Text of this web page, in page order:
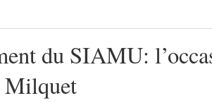
du SIAMU:
Milquet